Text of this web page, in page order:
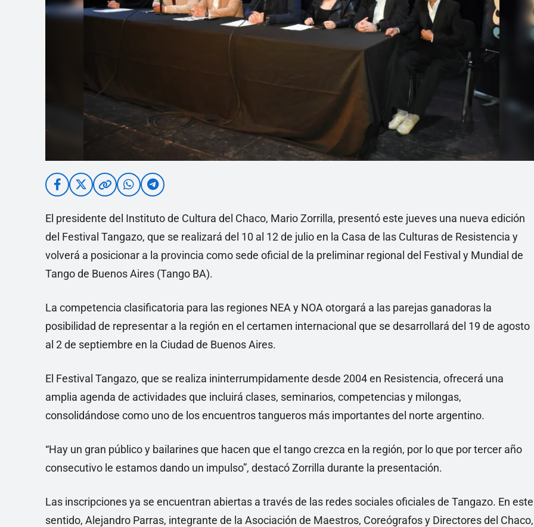
El presidente del Instituto de Cultura del Chaco, Mario Zorrilla, presentó este jueves una nueva edición
del Festival Tangazo, que se realizará del 10 al 12 de julio en la Casa de las Culturas de Resistencia y
volverá a posicionar a la provincia como sede oficial de la preliminar regional del Festival y Mundial de
Tango de Buenos Aires (Tango BA).
La competencia clasificatoria para las regiones NEA y NOA otorgará a las parejas ganadoras la
posibilidad de representar a la región en el certamen internacional que se desarrollará del 19 de agosto
al 2 de septiembre en la Ciudad de Buenos Aires.
El Festival Tangazo, que se realiza ininterrumpidamente desde 2004 en Resistencia, ofrecerá una
amplia agenda de actividades que incluirá clases, seminarios, competencias y milongas,
consolidándose como uno de los encuentros tangueros más importantes del norte argentino.
“Hay un gran público y bailarines que hacen que el tango crezca en la región, por lo que por tercer año
consecutivo le estamos dando un impulso”, destacó Zorrilla durante la presentación.
Las inscripciones ya se encuentran abiertas a través de las redes sociales oficiales de Tangazo. En este
sentido, Alejandro Parras, integrante de la Asociación de Maestros, Coreógrafos y Directores del Chaco,